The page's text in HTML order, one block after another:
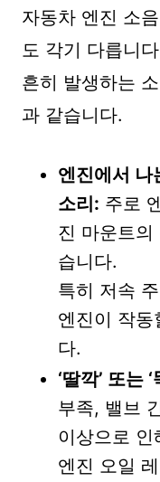
자동차 엔진 소
도 각기 다릅니
흔히 발생하는
과 같습니다.
엔진에서 나
소리: 주로
진 마운트의
습니다.
특히 저속
엔진이 작동
다.
‘딸깍’ 또는
부족, 밸브
이상으로
엔진 오일